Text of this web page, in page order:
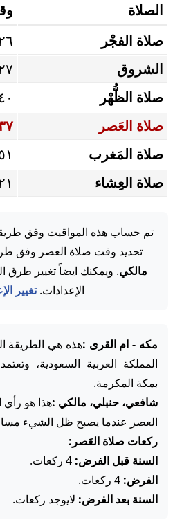
الصلاة
صلاة الفجْر
الشروق
صلاة الظُّهْر
صلاة العَصر
صلاة المَغرب
صلاة العِشاء
تم حساب هذه المواقيت وفق
تحديد وقت صلاة العصر وفق
مالكي. ويمكنك ايضاً تغيير
الإعدادات.تغيير
مكه - ام القرى :هذه هي الطريقة
المملكة العربية السعودية،
بمكة المكرمة.
شافعي، حنبلي، مالكي :هذا هو رأي
العصر عندما يصبح ظل الشيء
ركعات صلاة العَصر:
السنة قبل الفرض:
الفرض:
السنة بعد الفرض: لايوجد ركعات.